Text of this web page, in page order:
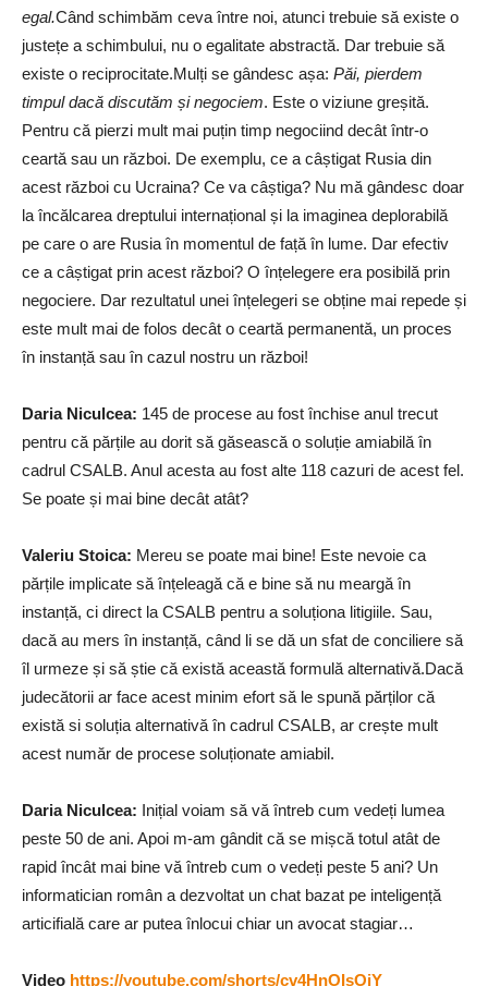
egal.Când schimbăm ceva între noi, atunci trebuie să existe o
justețe a schimbului, nu o egalitate abstractă. Dar trebuie să
existe o reciprocitate.Mulți se gândesc așa: Păi, pierdem
timpul dacă discutăm și negociem. Este o viziune greșită.
Pentru că pierzi mult mai puțin timp negociind decât într-o
ceartă sau un război. De exemplu, ce a câștigat Rusia din
acest război cu Ucraina? Ce va câștiga? Nu mă gândesc doar
la încălcarea dreptului internațional și la imaginea deplorabilă
pe care o are Rusia în momentul de față în lume. Dar efectiv
ce a câștigat prin acest război? O înțelegere era posibilă prin
negociere. Dar rezultatul unei înțelegeri se obține mai repede și
este mult mai de folos decât o ceartă permanentă, un proces
în instanță sau în cazul nostru un război!
Daria Niculcea: 145 de procese au fost închise anul trecut
pentru că părțile au dorit să găsească o soluție amiabilă în
cadrul CSALB. Anul acesta au fost alte 118 cazuri de acest fel.
Se poate și mai bine decât atât?
Valeriu Stoica: Mereu se poate mai bine! Este nevoie ca
părțile implicate să înțeleagă că e bine să nu meargă în
instanță, ci direct la CSALB pentru a soluționa litigiile. Sau,
dacă au mers în instanță, când li se dă un sfat de conciliere să
îl urmeze și să știe că există această formulă alternativă.Dacă
judecătorii ar face acest minim efort să le spună părților că
există si soluția alternativă în cadrul CSALB, ar crește mult
acest număr de procese soluționate amiabil.
Daria Niculcea: Inițial voiam să vă întreb cum vedeți lumea
peste 50 de ani. Apoi m-am gândit că se mișcă totul atât de
rapid încât mai bine vă întreb cum o vedeți peste 5 ani? Un
informatician român a dezvoltat un chat bazat pe inteligență
articifială care ar putea înlocui chiar un avocat stagiar…
Video https://youtube.com/shorts/cv4HnOIsOjY